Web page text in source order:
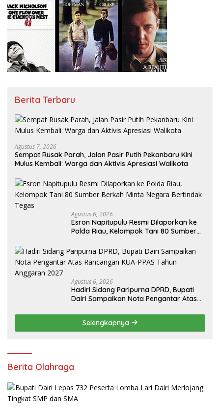
Berita Terbaru
Agustus 7, 2026
Sempat Rusak Parah, Jalan Pasir Putih Pekanbaru Kini
Mulus Kembali: Warga dan Aktivis Apresiasi Walikota
Agustus 6, 2026
Esron Napitupulu Resmi Dilaporkan ke
Polda Riau, Kelompok Tani 80 Sumber
Agustus 6, 2026
Hadiri Sidang Paripurna DPRD, Bupati
Dairi Sampaikan Nota Pengantar Atas
2027
Selengkapnya
Berita Olahraga